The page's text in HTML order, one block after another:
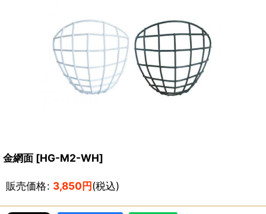
金網面 [HG-M2-WH]
販売価格: 3,850円(税込)